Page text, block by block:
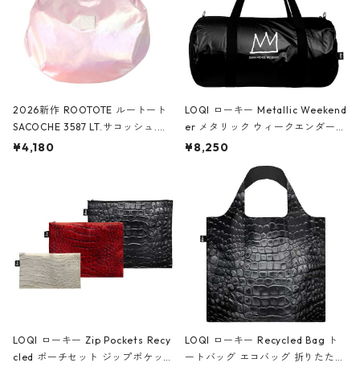
2026新作 ROOTOTE ルートート
SACOCHE 3587 LT.サコッシュ.ル
ミエ-B ショルダーバッグ グロスピ
¥4,180
LOQI ローキー Metallic Weekend
er メタリック ウィークエンダー
ボストンバッグ ショルダーバッグ
Black ジャン=ミッシェル・バスキ
ア/クラウン ブラック
¥8,250
LOQI ローキー Zip Pockets Recy
cled ポーチセット ジップポケット
LOQI ローキー Recycled Bag ト
ートバッグ エコバッグ 折りたたみ